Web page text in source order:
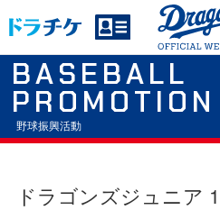
BASEBALL
PROMOTION
野球振興活動
ドラゴンズジュニア